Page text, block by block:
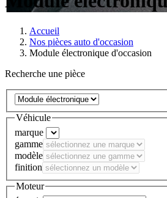
Accueil
Nos pièces auto d'occasion
Module électronique d'occasion
Recherche une pièce
Véhicule
marque
gamme
modèle
finition
Moteur